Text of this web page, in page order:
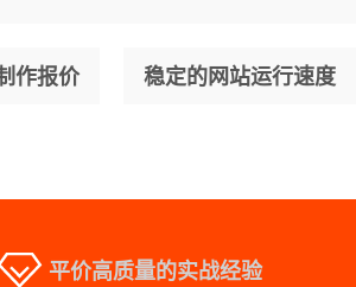
作报价 稳定的网站运行速度
平价高质量的实战经验